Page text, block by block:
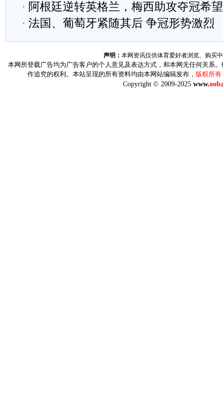
阿根廷逆转英格兰，梅西助攻夺冠希
法国、葡萄牙紧随其后 争冠形势激烈
声明： 本网资讯仅供体育爱好者浏览、购买
本网所登载广告均为广告客户的个人意见及表达方式，和本网无任何关系
作追究的权利。本站呈现的所有资料均由本网站编辑发布， 版权所有
Copyright © 2009-2025 www.